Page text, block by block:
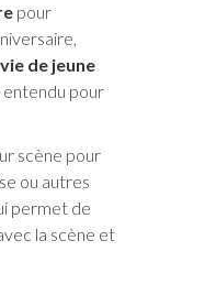
pour
de jeune
entendu pour
scène pour
ou autres
permet de
la scène et